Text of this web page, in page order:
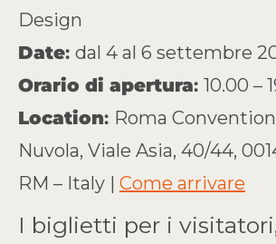
Design
Date: dal 4 al 6 settembre
Orario di apertura: 10.00 –
Location: Roma
Nuvola, Viale Asia, 40/44,
RM – Italy | Come arrivare
I biglietti per i